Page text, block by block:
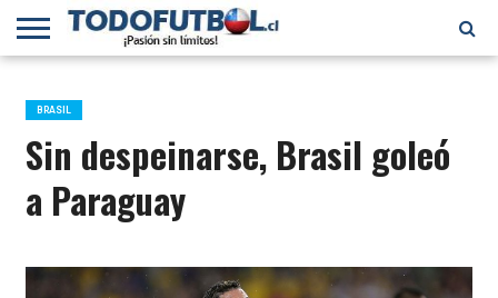
PRIMERA
B
SELECCIÓN
CHILENA
CHILENOS
EN EL
MUNDO
FÚTBOL
INTERNACIONAL
BRASIL
Sin despeinarse, Brasil goleó
a Paraguay